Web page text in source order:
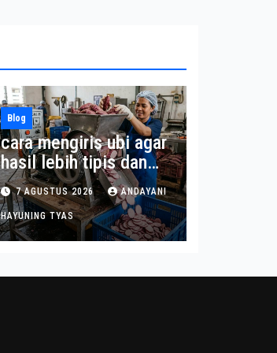
Blog
cara mengiris ubi agar
hasil lebih tipis dan
seragam
7 AGUSTUS 2026 ANDAYANI
HAYUNING TYAS